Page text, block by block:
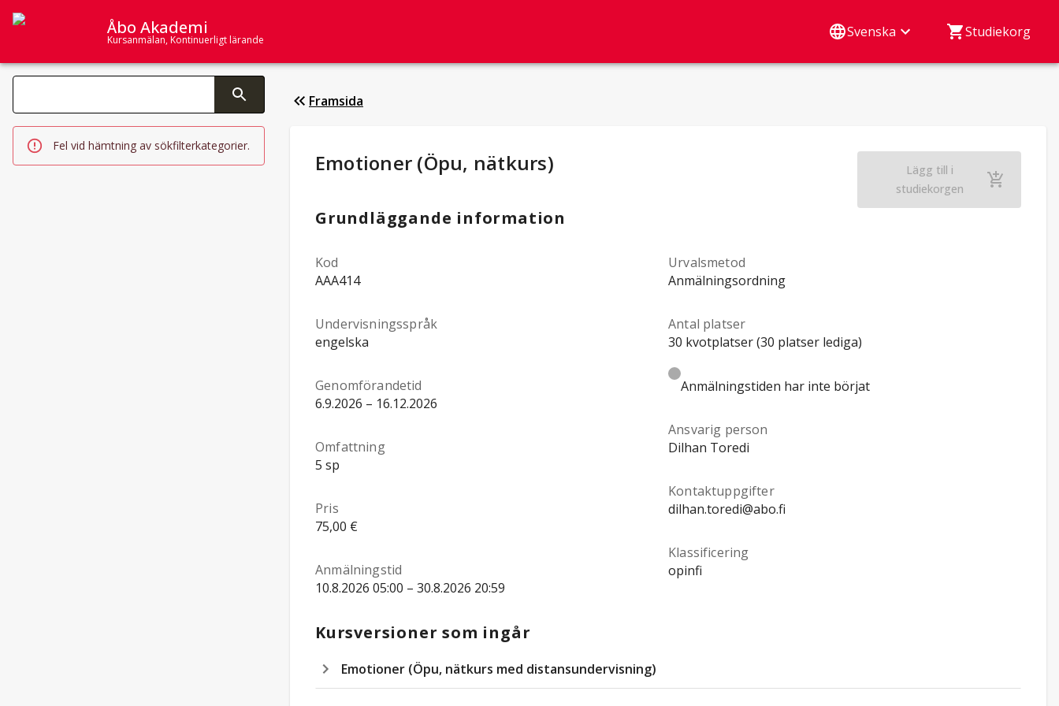
Åbo Akademi
Kursanmälan, Kontinuerligt lärande Svenska Studiekorg
Sök­kategorier
Ändring av text aktiverar sökfunktionen
Fel vid hämtning av sökfilterkategorier.
Framsida
Studieuppgifter:
Emotioner (Öpu, nätkurs)
Lägg till i
studiekorgen
Emotioner (Öpu,
Grundläggande information
Kod
AAA414
Undervisningsspråk
engelska
Genomförandetid
6.9.2026 – 16.12.2026
Omfattning
5 sp
Pris
75,00 €
Anmälningstid
10.8.2026 05:00 – 30.8.2026 20:59
Urvalsmetod
Anmälningsordning
Antal platser
30 kvotplatser (30 platser lediga)
Anmälningstiden har inte börjat
Ansvarig person
Dilhan Toredi
Kontaktuppgifter
dilhan.toredi@abo.fi
Klassificering
opinfi
Kursversioner som ingår
Emotioner (Öpu, nätkurs med distansundervisning)